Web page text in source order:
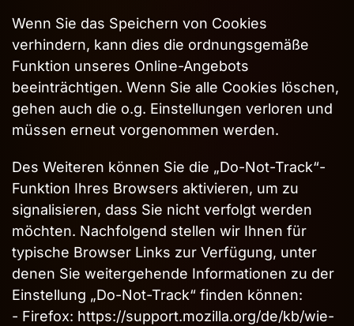
Wenn Sie das Speichern von Cookies
verhindern, kann dies die ordnungsgemäße
Funktion unseres Online-Angebots
beeinträchtigen. Wenn Sie alle Cookies löschen,
gehen auch die o.g. Einstellungen verloren und
müssen erneut vorgenommen werden.
Des Weiteren können Sie die „Do-Not-Track“-
Funktion Ihres Browsers aktivieren, um zu
signalisieren, dass Sie nicht verfolgt werden
möchten. Nachfolgend stellen wir Ihnen für
typische Browser Links zur Verfügung, unter
denen Sie weitergehende Informationen zu der
Einstellung „Do-Not-Track“ finden können:
- Firefox: https://support.mozilla.org/de/kb/wie-